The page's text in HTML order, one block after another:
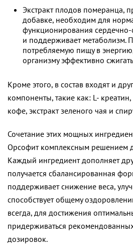
Экстракт плодов померанца,
добавке, необходим для
функционирования сердечно-
и поддерживает метаболизм.
потребляемую пищу в
организму эффективно
Кроме этого, в состав входят и
компоненты, такие как: L- креатин,
кофе, экстракт зеленого чая и
Сочетание этих мощных
Орсофит комплексным решением
Каждый ингредиент дополняет
получается сбалансированная
поддерживает снижение веса,
способствует общему
всегда, для достижения
придерживаться
дозировок.